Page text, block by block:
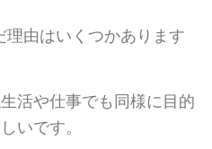
理由はいくつかあります
活や仕事でも同様に目的
いです。